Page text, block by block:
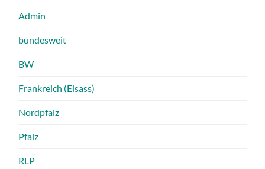
Admin
bundesweit
BW
Frankreich (Elsass)
Nordpfalz
Pfalz
RLP